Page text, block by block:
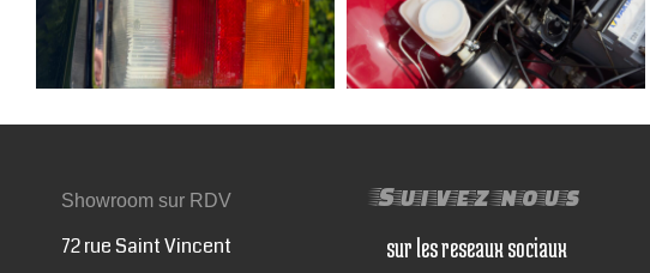
Showroom sur RDV
72 rue Saint Vincent
Suivez nous
sur les reseaux sociaux